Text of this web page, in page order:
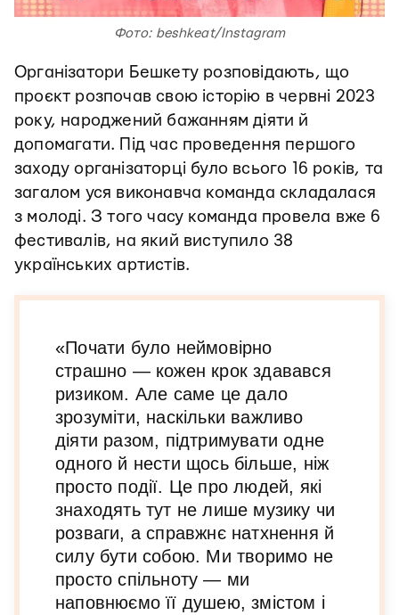
Фото: beshkeat/Instagram
Організатори Бешкету розповідають, що
проєкт розпочав свою історію в червні 2023
року, народжений бажанням діяти й
допомагати. Під час проведення першого
заходу організаторці було всього 16 років, та
загалом уся виконавча команда складалася
з молоді. З того часу команда провела вже 6
фестивалів, на який виступило 38
українських артистів.
«Почати було неймовірно
страшно — кожен крок здавався
ризиком. Але саме це дало
зрозуміти, наскільки важливо
діяти разом, підтримувати одне
одного й нести щось більше, ніж
просто події. Це про людей, які
знаходять тут не лише музику чи
розваги, а справжнє натхнення й
силу бути собою. Ми творимо не
просто спільноту — ми
наповнюємо її душею, змістом і